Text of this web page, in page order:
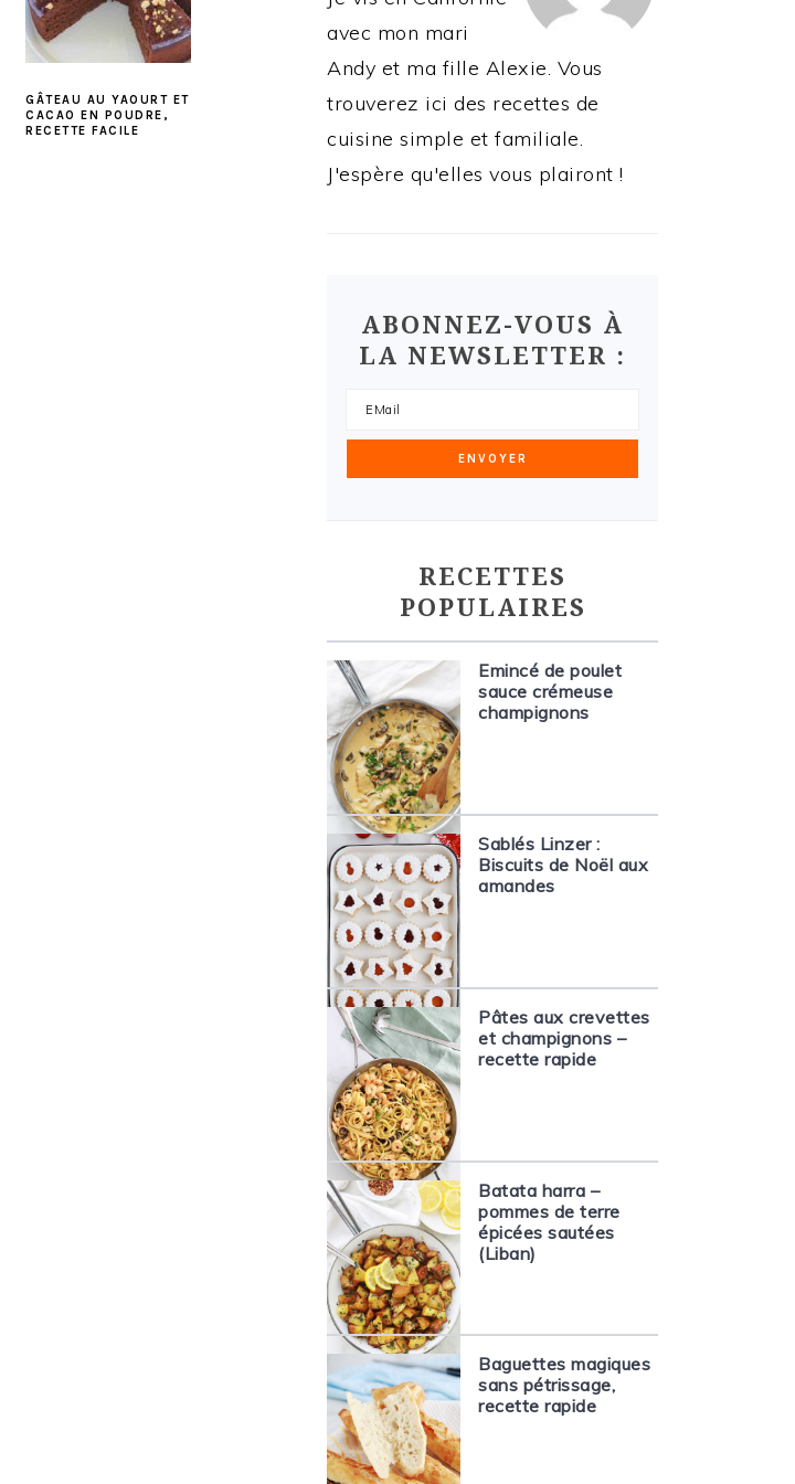
GÂTEAU AU YAOURT ET
CACAO EN POUDRE,
RECETTE FACILE
avec mon mari
Andy et ma fille Alexie. Vous
trouverez ici des recettes de
cuisine simple et familiale.
J'espère qu'elles vous plairont !
ABONNEZ-VOUS À
LA NEWSLETTER :
RECETTES
POPULAIRES
Emincé de poulet
sauce crémeuse
champignons
Sablés Linzer :
Biscuits de Noël aux
amandes
Pâtes aux crevettes
et champignons –
recette rapide
Batata harra –
pommes de terre
épicées sautées
(Liban)
Baguettes magiques
sans pétrissage,
recette rapide